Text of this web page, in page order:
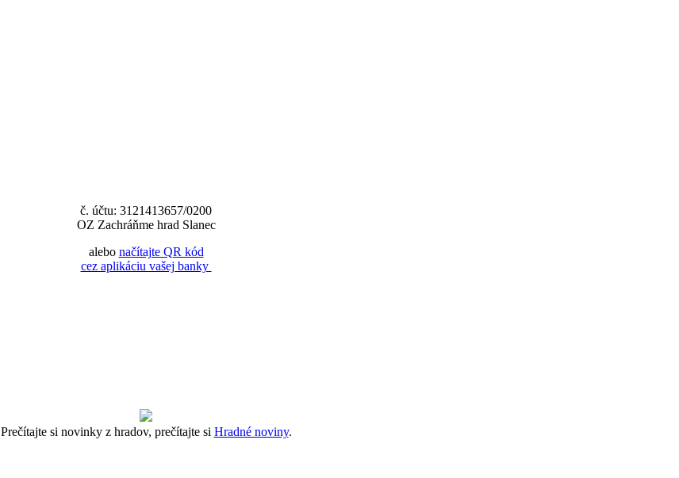
č. účtu: 3121413657/0200
OZ Zachráňme hrad Slanec
alebo načítajte QR kód
cez aplikáciu vašej banky
Prečítajte si novinky z hradov, prečítajte si Hradné noviny.